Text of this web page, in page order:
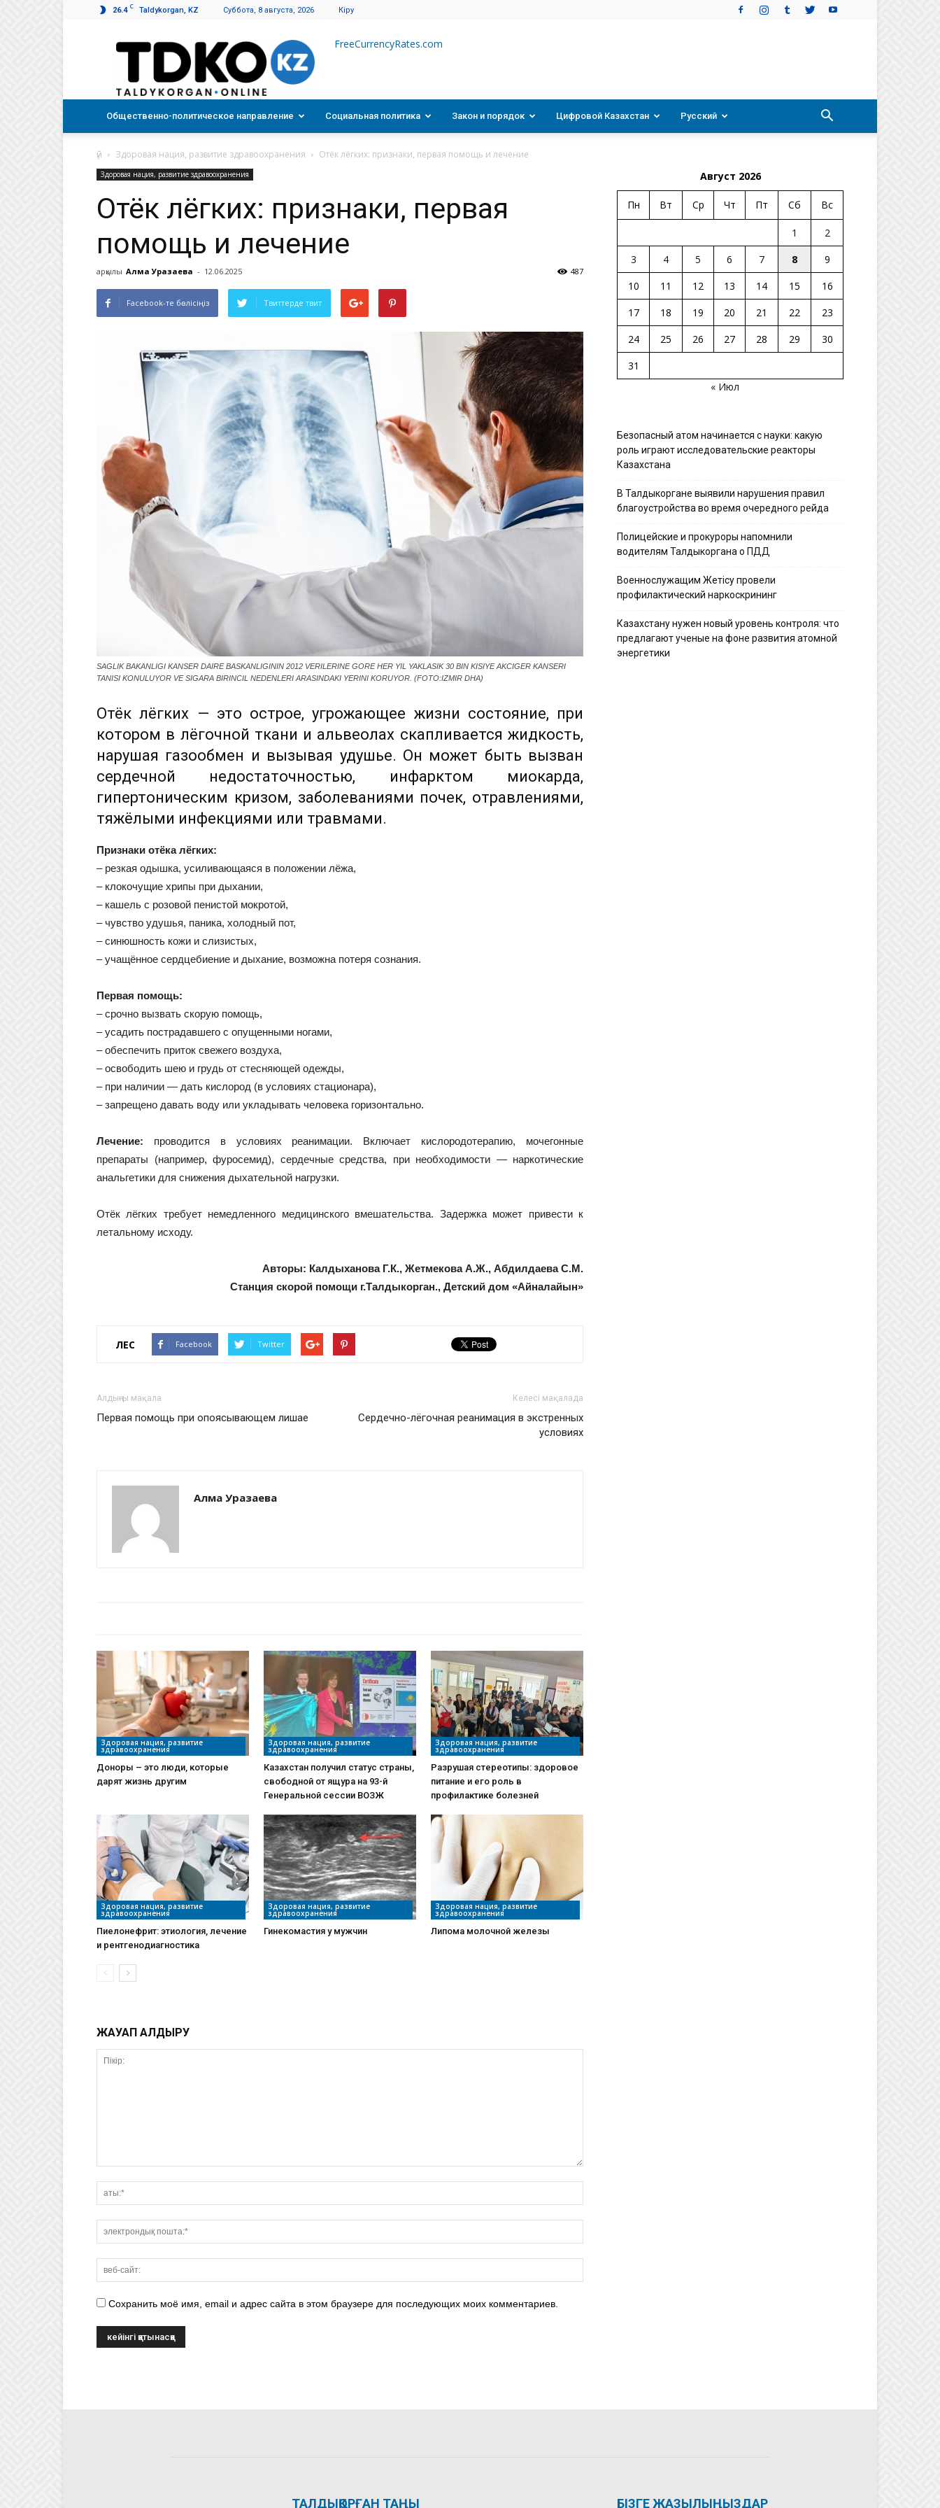
26.4 C Taldykorgan, KZ Суббота, 8 августа, 2026 Кіру
Талдықорған
FreeCurrencyRates.com
Общественно-политическое направление Социальная политика Закон и порядок Цифровой Казахстан Русский
үй Здоровая нация, развитие здравоохранения Отёк лёгких: признаки, первая помощь и лечение
Здоровая нация, развитие здравоохранения
Отёк лёгких: признаки, первая
помощь и лечение
арқылы Алма Уразаева - 12.06.2025 487
Facebook-те бөлісіңіз Твиттерде твит
SAGLIK BAKANLIGI KANSER DAIRE BASKANLIGININ 2012 VERILERINE GORE HER YIL YAKLASIK 30 BIN KISIYE AKCIGER KANSERI
TANISI KONULUYOR VE SIGARA BIRINCIL NEDENLERI ARASINDAKI YERINI KORUYOR. (FOTO:IZMIR DHA)
Отёк лёгких — это острое, угрожающее жизни состояние, при
котором в лёгочной ткани и альвеолах скапливается жидкость,
нарушая газообмен и вызывая удушье. Он может быть вызван
сердечной недостаточностью, инфарктом миокарда,
гипертоническим кризом, заболеваниями почек, отравлениями,
тяжёлыми инфекциями или травмами.
Признаки отёка лёгких:
– резкая одышка, усиливающаяся в положении лёжа,
– клокочущие хрипы при дыхании,
– кашель с розовой пенистой мокротой,
– чувство удушья, паника, холодный пот,
– синюшность кожи и слизистых,
– учащённое сердцебиение и дыхание, возможна потеря сознания.
Первая помощь:
– срочно вызвать скорую помощь,
– усадить пострадавшего с опущенными ногами,
– обеспечить приток свежего воздуха,
– освободить шею и грудь от стесняющей одежды,
– при наличии — дать кислород (в условиях стационара),
– запрещено давать воду или укладывать человека горизонтально.
Лечение: проводится в условиях реанимации. Включает кислородотерапию, мочегонные
препараты (например, фуросемид), сердечные средства, при необходимости — наркотические
анальгетики для снижения дыхательной нагрузки.
Отёк лёгких требует немедленного медицинского вмешательства. Задержка может привести к
летальному исходу.
Авторы: Калдыханова Г.К., Жетмекова А.Ж., Абдилдаева С.М.
Станция скорой помощи г.Талдыкорган., Детский дом «Айналайын»
ҮЛЕС Facebook Twitter
Алдыңғы мақала
Первая помощь при опоясывающем лишае
Келесі мақалада
Сердечно-лёгочная реанимация в экстренных
условиях
Алма Уразаева
Здоровая нация, развитие
здравоохранения
Доноры – это люди, которые
дарят жизнь другим
Здоровая нация, развитие
здравоохранения
Казахстан получил статус страны,
свободной от ящура на 93-й
Генеральной сессии ВОЗЖ
Здоровая нация, развитие
здравоохранения
Разрушая стереотипы: здоровое
питание и его роль в
профилактике болезней
Здоровая нация, развитие
здравоохранения
Пиелонефрит: этиология, лечение
и рентгенодиагностика
Здоровая нация, развитие
здравоохранения
Гинекомастия у мужчин
Здоровая нация, развитие
здравоохранения
Липома молочной железы
ЖАУАП ҚАЛДЫРУ
Сохранить моё имя, email и адрес сайта в этом браузере для последующих моих комментариев.
Август 2026
Пн Вт Ср Чт Пт Сб Вс
1
2
3
4 5 6 7 8
9
10
11 12 13 14 15
16
17
18 19 20 21 22
23
24
25 26 27 28 29
30
31
« Июл
Безопасный атом начинается с науки: какую
роль играют исследовательские реакторы
Казахстана
В Талдыкоргане выявили нарушения правил
благоустройства во время очередного рейда
Полицейские и прокуроры напомнили
водителям Талдыкоргана о ПДД
Военнослужащим Жетісу провели
профилактический наркоскрининг
Казахстану нужен новый уровень контроля: что
предлагают ученые на фоне развития атомной
энергетики
ТАЛДЫҚОРҒАН ТАҢЫ БІЗГЕ ЖАЗЫЛЫҢЫЗДАР